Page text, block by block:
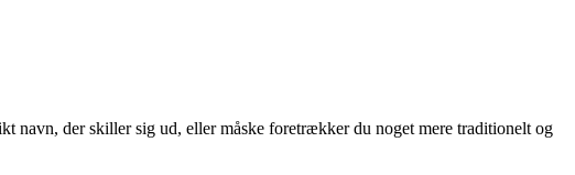
navn, der skiller sig ud, eller måske foretrækker du noget mere traditionelt og